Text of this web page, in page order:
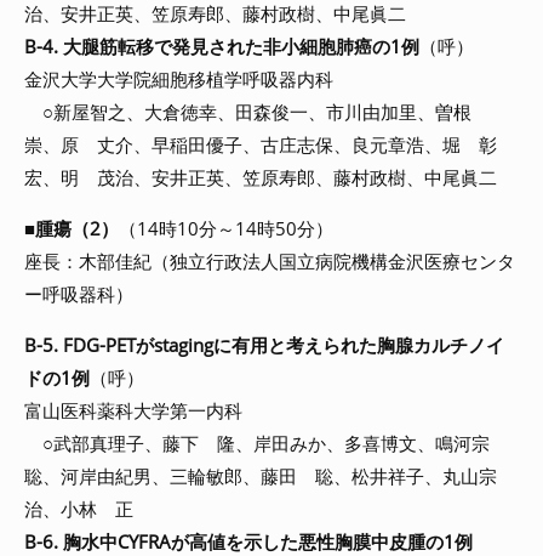
治、安井正英、笠原寿郎、藤村政樹、中尾眞二
B-4. 大腿筋転移で発見された非小細胞肺癌の1例 （呼）
金沢大学大学院細胞移植学呼吸器内科
○新屋智之、大倉徳幸、田森俊一、市川由加里、曽根
崇、原 丈介、早稲田優子、古庄志保、良元章浩、堀 彰
宏、明 茂治、安井正英、笠原寿郎、藤村政樹、中尾眞二
■腫瘍（2）
（14時10分～14時50分）
座長：木部佳紀（独立行政法人国立病院機構金沢医療センタ
ー呼吸器科）
B-5. FDG-PETがstagingに有用と考えられた胸腺カルチノイ
ドの1例 （呼）
富山医科薬科大学第一内科
○武部真理子、藤下 隆、岸田みか、多喜博文、鳴河宗
聡、河岸由紀男、三輪敏郎、藤田 聡、松井祥子、丸山宗
治、小林 正
B-6. 胸水中CYFRAが高値を示した悪性胸膜中皮腫の1例